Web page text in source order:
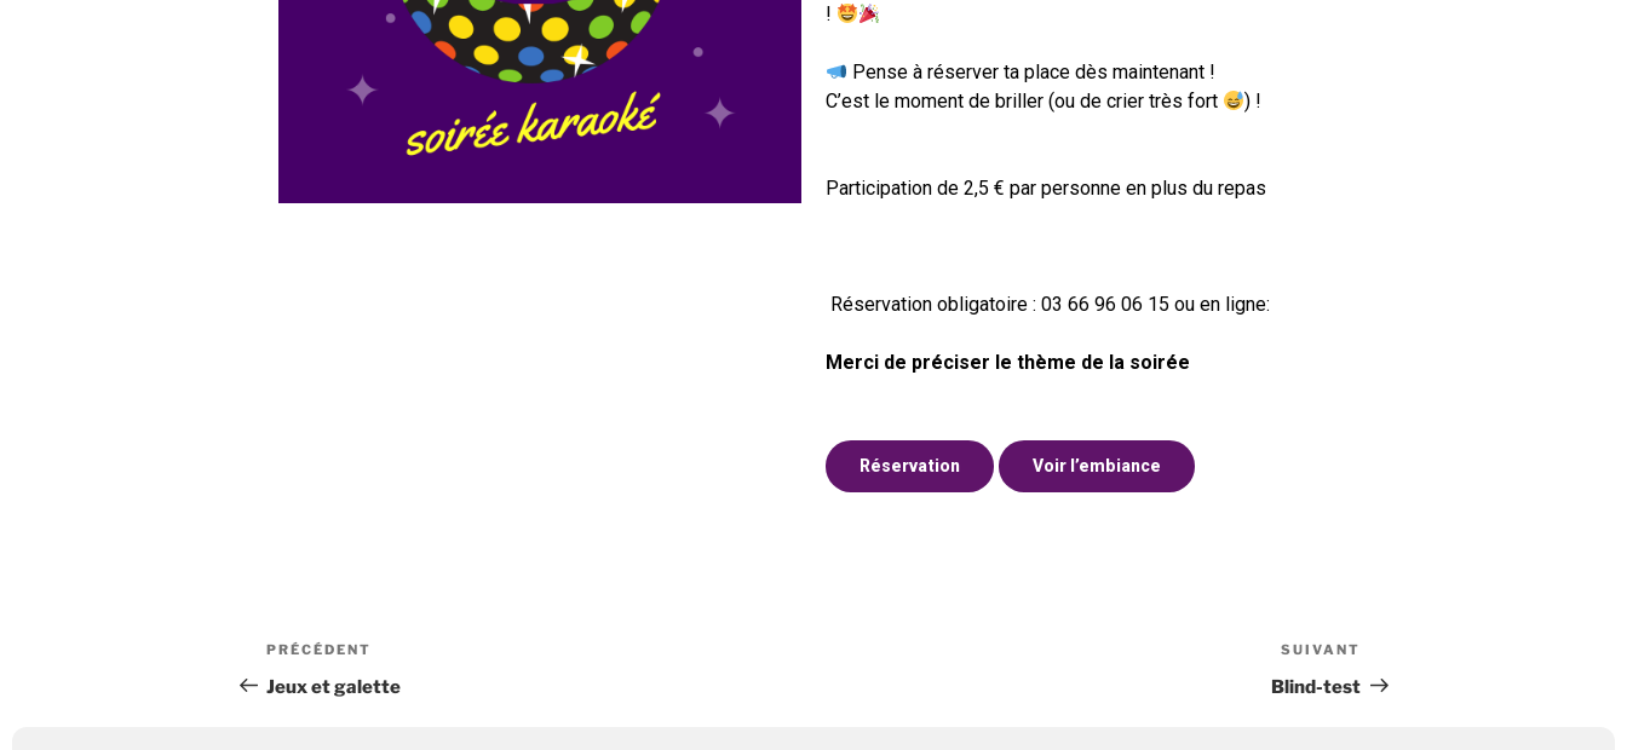
!
Pense à réserver ta place dès maintenant !
C’est le moment de briller (ou de crier très fort
) !
Participation de 2,5 € par personne en plus du repas
Réservation obligatoire : 03 66 96 06 15 ou en ligne:
Merci de préciser le thème de la soirée
Réservation Voir l’embiance
PRÉCÉDENT
Jeux et galette
SUIVANT
Blind-test